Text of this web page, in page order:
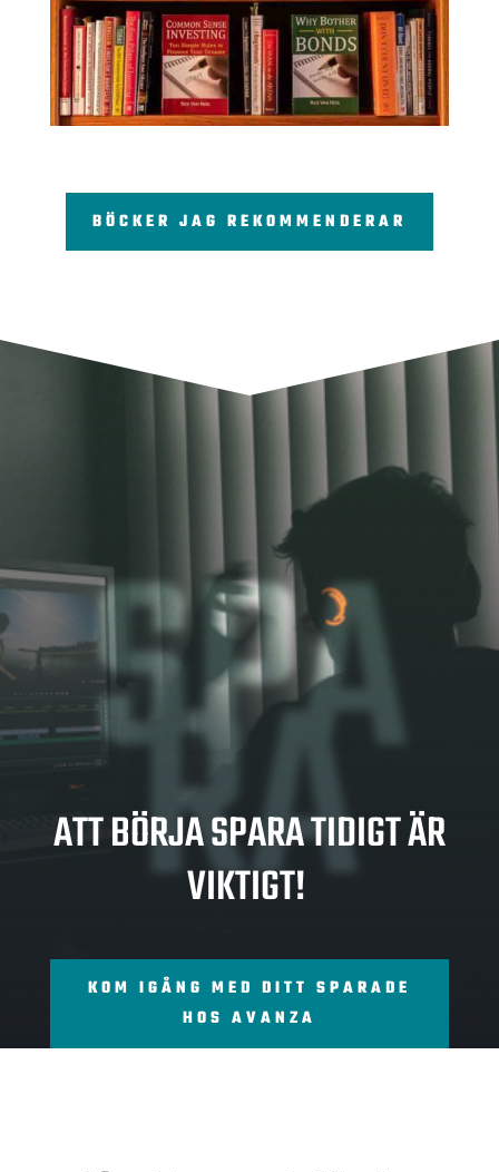
BÖCKER JAG REKOMMENDERAR
SPA
RA
ATT BÖRJA SPARA TIDIGT ÄR
VIKTIGT!
KOM IGÅNG MED DITT SPARADE
HOS AVANZA